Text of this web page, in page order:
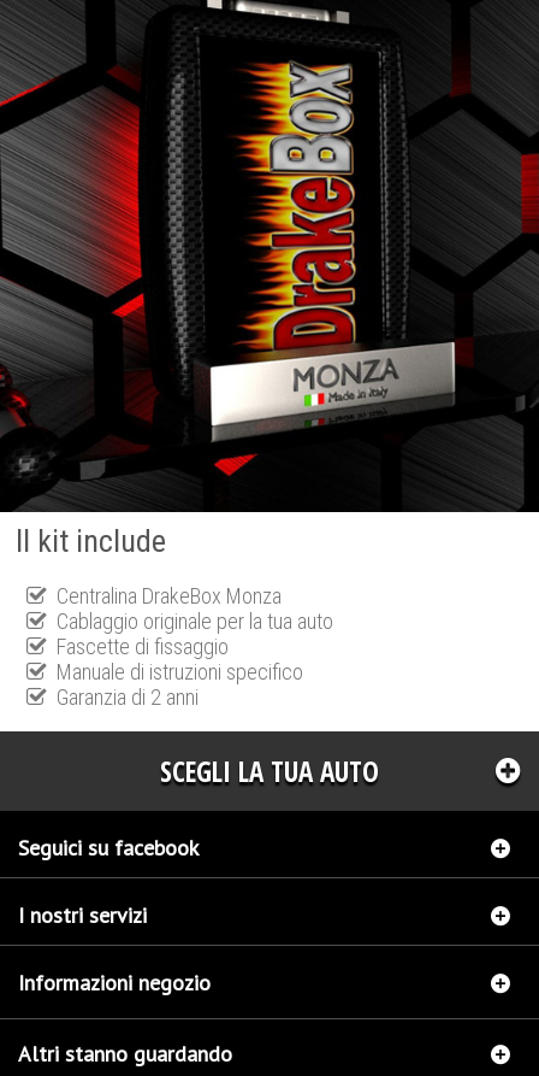
Il kit include
Centralina DrakeBox Monza
Cablaggio originale per la tua auto
Fascette di fissaggio
Manuale di istruzioni specifico
Garanzia di 2 anni
SCEGLI LA TUA AUTO
Seguici su facebook
I nostri servizi
Informazioni negozio
Altri stanno guardando